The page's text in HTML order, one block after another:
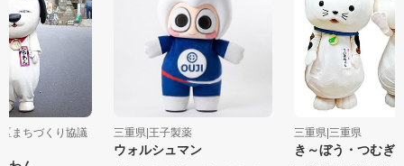
地区まちづくり協議 三重県|王子製薬
ウォルシュマン
三重県|三重県
き～ぼう・つ